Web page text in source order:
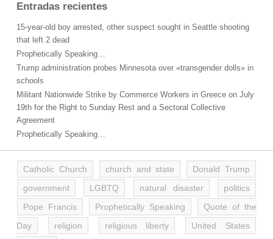
Entradas recientes
15-year-old boy arrested, other suspect sought in Seattle shooting
that left 2 dead
Prophetically Speaking…
Trump administration probes Minnesota over «transgender dolls» in
schools
Militant Nationwide Strike by Commerce Workers in Greece on July
19th for the Right to Sunday Rest and a Sectoral Collective
Agreement
Prophetically Speaking…
Catholic Church church and state
Donald Trump
government
LGBTQ natural disaster
politics
Pope Francis
Prophetically Speaking
Quote of the
Day
religion religious liberty
United States